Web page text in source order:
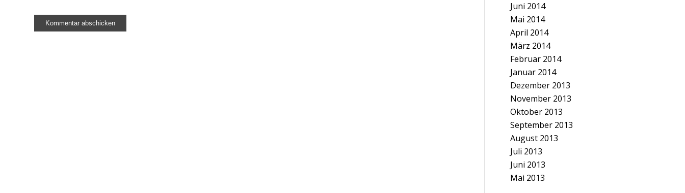
Juni 2014
Mai 2014
April 2014
März 2014
Februar 2014
Januar 2014
Dezember 2013
November 2013
Oktober 2013
September 2013
August 2013
Juli 2013
Juni 2013
Mai 2013